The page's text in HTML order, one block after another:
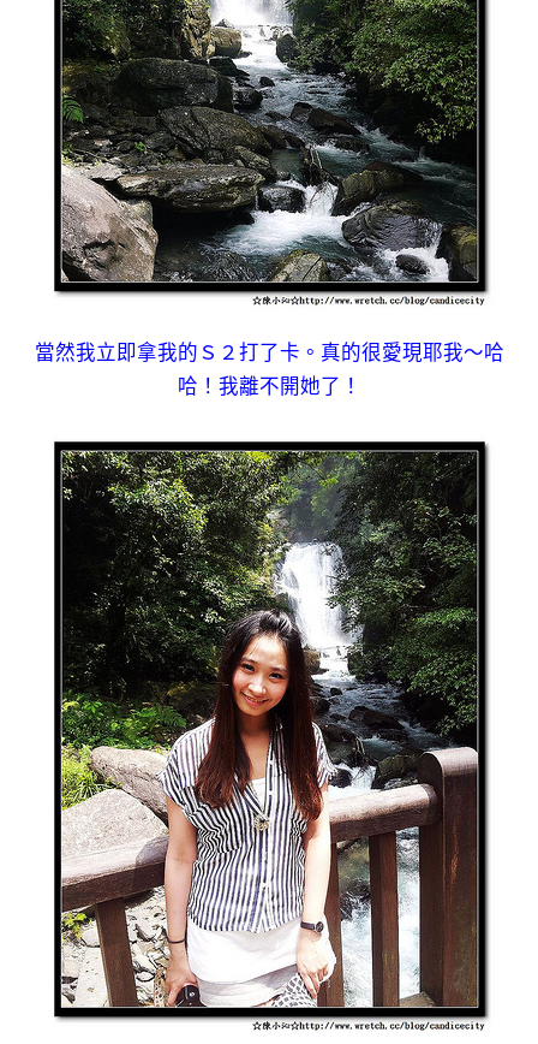
當然我立即拿我的Ｓ２打了卡。真的很愛現耶我～哈
哈！我離不開她了！